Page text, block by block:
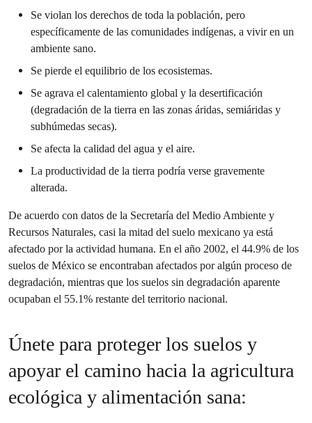
Se violan los derechos de toda la población, pero
específicamente de las comunidades indígenas, a vivir en un
ambiente sano.
Se pierde el equilibrio de los ecosistemas.
Se agrava el calentamiento global y la desertificación
(degradación de la tierra en las zonas áridas, semiáridas y
subhúmedas secas).
Se afecta la calidad del agua y el aire.
La productividad de la tierra podría verse gravemente
alterada.
De acuerdo con datos de la Secretaría del Medio Ambiente y
Recursos Naturales, casi la mitad del suelo mexicano ya está
afectado por la actividad humana. En el año 2002, el 44.9% de los
suelos de México se encontraban afectados por algún proceso de
degradación, mientras que los suelos sin degradación aparente
ocupaban el 55.1% restante del territorio nacional.
Únete para proteger los suelos y
apoyar el camino hacia la agricultura
ecológica y alimentación sana: